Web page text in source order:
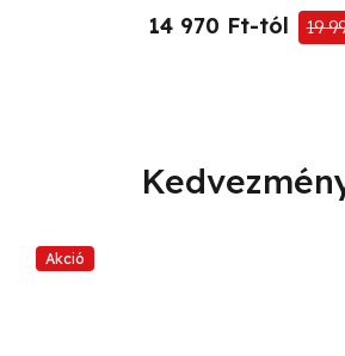
14 970 Ft-tól 19
Akció